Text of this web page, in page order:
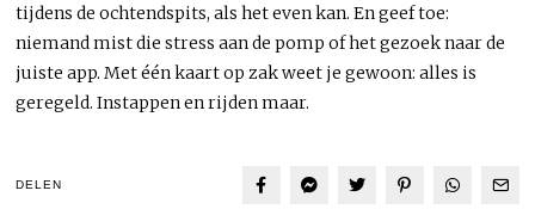
tijdens de ochtendspits, als het even kan. En geef toe:
niemand mist die stress aan de pomp of het gezoek naar de
juiste app. Met één kaart op zak weet je gewoon: alles is
geregeld. Instappen en rijden maar.
DELEN